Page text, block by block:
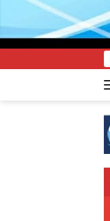
Polda Sultra